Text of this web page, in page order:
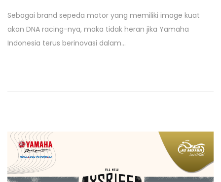
s
t
e
Sebagai brand sepeda motor yang memiliki image kuat
akan DNA racing-nya, maka tidak heran jika Yamaha
Indonesia terus berinovasi dalam…